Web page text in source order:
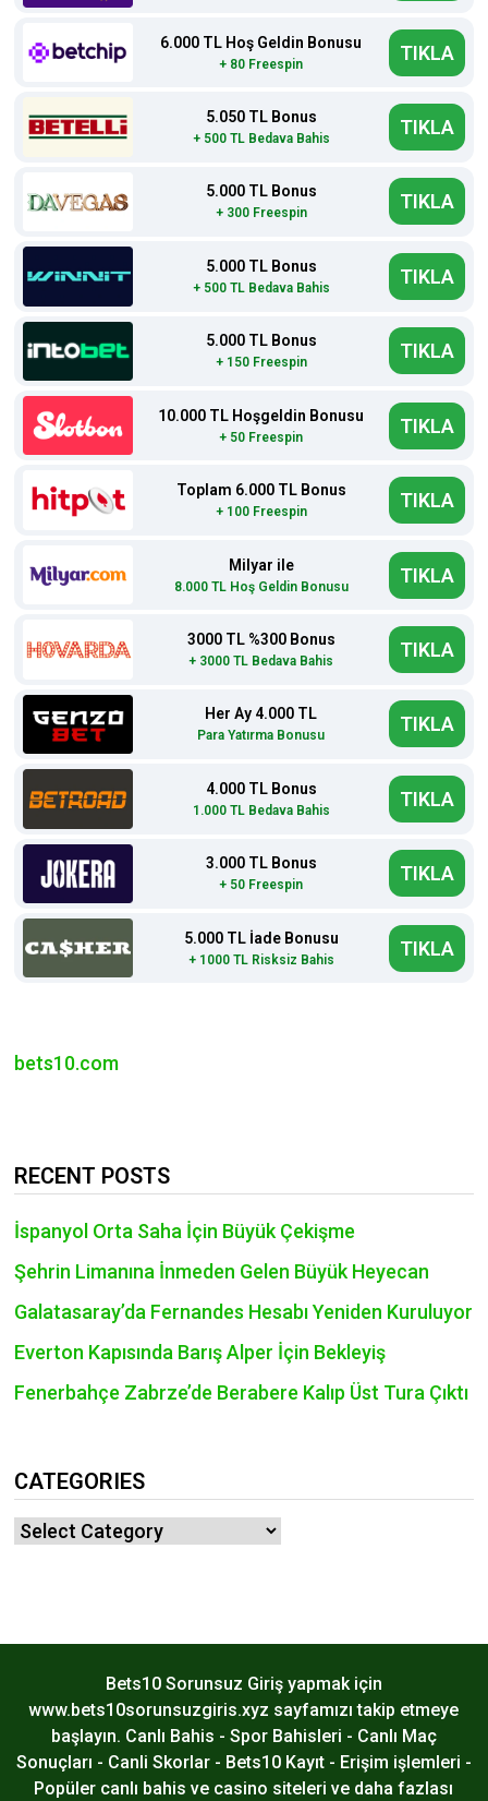
6.000 TL Hoş Geldin Bonusu
+ 80 Freespin TIKLA
5.050 TL Bonus
+ 500 TL Bedava Bahis TIKLA
5.000 TL Bonus
+ 300 Freespin TIKLA
5.000 TL Bonus
+ 500 TL Bedava Bahis TIKLA
5.000 TL Bonus
+ 150 Freespin TIKLA
10.000 TL Hoşgeldin Bonusu
+ 50 Freespin TIKLA
Toplam 6.000 TL Bonus
+ 100 Freespin TIKLA
Milyar ile
8.000 TL Hoş Geldin Bonusu TIKLA
3000 TL %300 Bonus
+ 3000 TL Bedava Bahis TIKLA
Her Ay 4.000 TL
Para Yatırma Bonusu TIKLA
4.000 TL Bonus
1.000 TL Bedava Bahis TIKLA
3.000 TL Bonus
+ 50 Freespin TIKLA
5.000 TL İade Bonusu
+ 1000 TL Risksiz Bahis TIKLA
bets10.com
RECENT POSTS
İspanyol Orta Saha İçin Büyük Çekişme
Şehrin Limanına İnmeden Gelen Büyük Heyecan
Galatasaray’da Fernandes Hesabı Yeniden Kuruluyor
Everton Kapısında Barış Alper İçin Bekleyiş
Fenerbahçe Zabrze’de Berabere Kalıp Üst Tura Çıktı
CATEGORIES
Categories
Bets10 Sorunsuz Giriş yapmak için
www.bets10sorunsuzgiris.xyz sayfamızı takip etmeye
başlayın. Canlı Bahis - Spor Bahisleri - Canlı Maç
Sonuçları - Canli Skorlar - Bets10 Kayıt - Erişim işlemleri -
Popüler canlı bahis ve casino siteleri ve daha fazlası